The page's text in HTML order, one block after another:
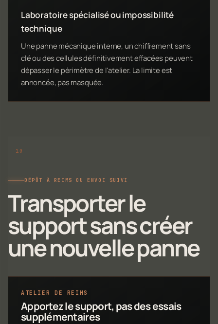
Laboratoire spécialisé ou impossibilité
technique
Une panne mécanique interne, un chiffrement sans
clé ou des cellules définitivement effacées peuvent
dépasser le périmètre de l'atelier. La limite est
annoncée, pas masquée.
DÉPÔT À REIMS OU ENVOI SUIVI
Transporter le
support sans créer
une nouvelle panne
ATELIER DE REIMS
Apportez le support, pas des essais
supplémentaires